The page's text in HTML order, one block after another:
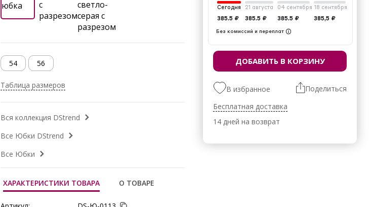
54 56
Таблица размеров
Вся коллекция DStrend
Все Юбки DStrend
Все Юбки
ХАРАКТЕРИСТИКИ ТОВАРА О ТОВАРЕ
Сегодня
385.5 ₽
21 августа
385.5 ₽
04 сентября
385.5 ₽
18 сентября
385,5 ₽
Без комиссий и переплат
ДОБАВИТЬ В КОРЗИНУ
В избранное
Поделиться
Бесплатная доставка
14 дней на возврат